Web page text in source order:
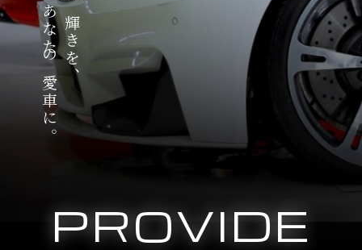
あなたの愛車に。
PROVIDE